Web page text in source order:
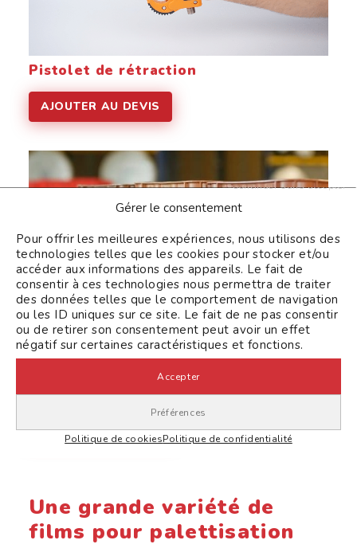
Gérer le consentement
Pour offrir les meilleures expériences, nous utilisons des
technologies telles que les cookies pour stocker et/ou
accéder aux informations des appareils. Le fait de
consentir à ces technologies nous permettra de traiter
des données telles que le comportement de navigation
ou les ID uniques sur ce site. Le fait de ne pas consentir
ou de retirer son consentement peut avoir un effet
négatif sur certaines caractéristiques et fonctions.
Accepter
Continuer sans accepter
Préférences
Politique de cookiesPolitique de confidentialité
Pistolet de rétraction
AJOUTER AU DEVIS
Une grande variété de
films pour palettisation